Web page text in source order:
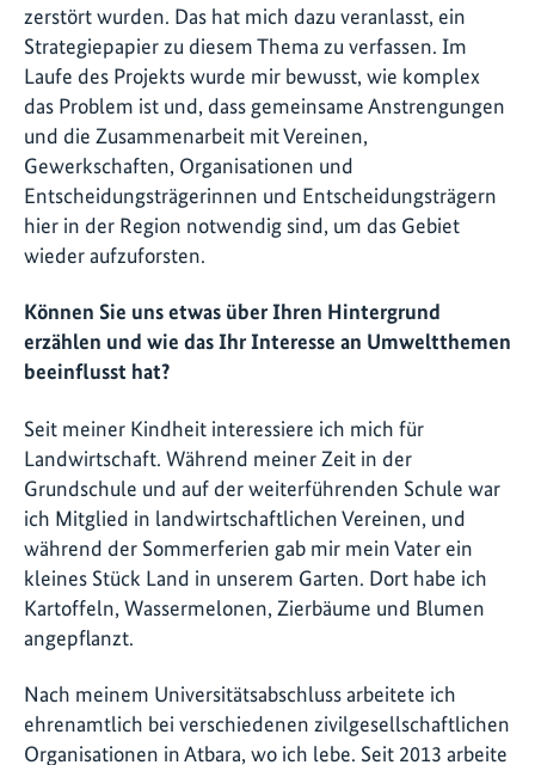
zerstört wurden. Das hat mich dazu veranlasst, ein
Strategiepapier zu diesem Thema zu verfassen. Im
Laufe des Projekts wurde mir bewusst, wie komplex
das Problem ist und, dass gemeinsame Anstrengungen
und die Zusammenarbeit mit Vereinen,
Gewerkschaften, Organisationen und
Entscheidungsträgerinnen und Entscheidungsträgern
hier in der Region notwendig sind, um das Gebiet
wieder aufzuforsten.
Können Sie uns etwas über Ihren Hintergrund
erzählen und wie das Ihr Interesse an Umweltthemen
beeinflusst hat?
Seit meiner Kindheit interessiere ich mich für
Landwirtschaft. Während meiner Zeit in der
Grundschule und auf der weiterführenden Schule war
ich Mitglied in landwirtschaftlichen Vereinen, und
während der Sommerferien gab mir mein Vater ein
kleines Stück Land in unserem Garten. Dort habe ich
Kartoffeln, Wassermelonen, Zierbäume und Blumen
angepflanzt.
Nach meinem Universitätsabschluss arbeitete ich
ehrenamtlich bei verschiedenen zivilgesellschaftlichen
Organisationen in Atbara, wo ich lebe. Seit 2013 arbeite